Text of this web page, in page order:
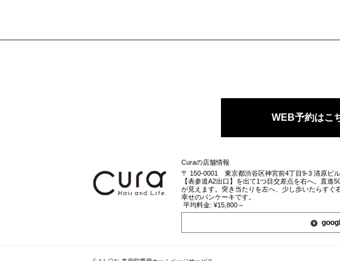
WEB予約はこ
Curaの店舗情報
〒 150-0001 東京都渋谷区神宮前4丁目9-3 清原ビ
【表参道A2出口】を出て1つ目交差点を右へ。直
が見えます。突き当たりを左へ、少し歩いたらす
幸せのパンケーキです。
平均料金: ¥15,800～